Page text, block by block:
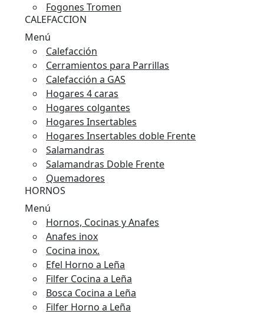
Fogones Tromen
CALEFACCION
Menú
Calefacción
Cerramientos para Parrillas
Calefacción a GAS
Hogares 4 caras
Hogares colgantes
Hogares Insertables
Hogares Insertables doble Frente
Salamandras
Salamandras Doble Frente
Quemadores
HORNOS
Menú
Hornos, Cocinas y Anafes
Anafes inox
Cocina inox.
Efel Horno a Leña
Filfer Cocina a Leña
Bosca Cocina a Leña
Filfer Horno a Leña